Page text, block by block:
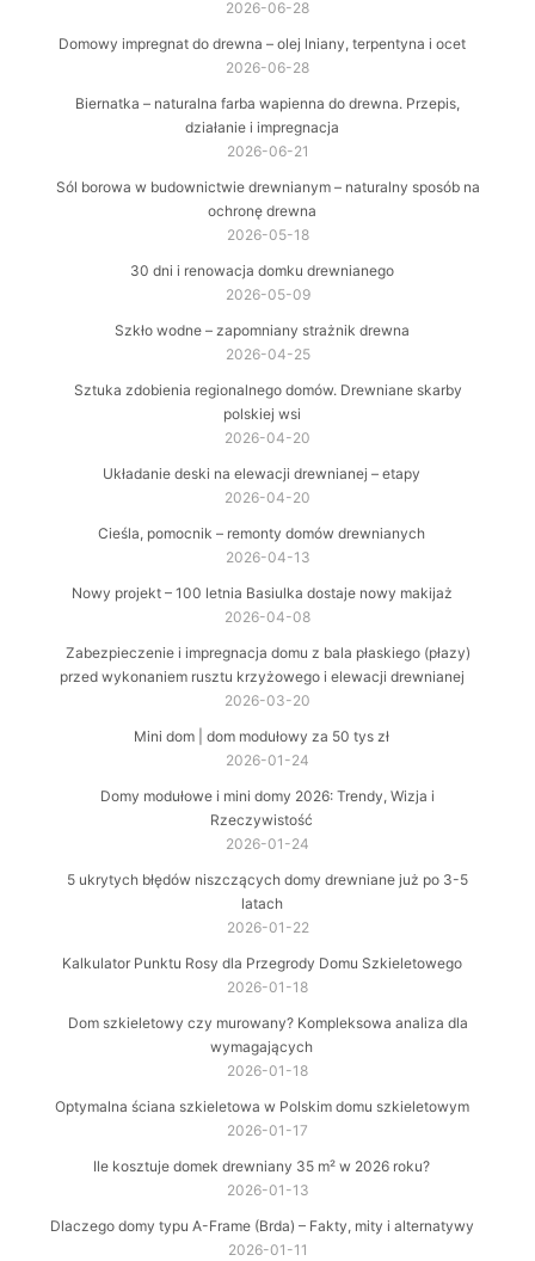
2026-06-28
Domowy impregnat do drewna – olej lniany, terpentyna i ocet
2026-06-28
Biernatka – naturalna farba wapienna do drewna. Przepis,
działanie i impregnacja
2026-06-21
Sól borowa w budownictwie drewnianym – naturalny sposób na
ochronę drewna
2026-05-18
30 dni i renowacja domku drewnianego
2026-05-09
Szkło wodne – zapomniany strażnik drewna
2026-04-25
Sztuka zdobienia regionalnego domów. Drewniane skarby
polskiej wsi
2026-04-20
Układanie deski na elewacji drewnianej – etapy
2026-04-20
Cieśla, pomocnik – remonty domów drewnianych
2026-04-13
Nowy projekt – 100 letnia Basiulka dostaje nowy makijaż
2026-04-08
Zabezpieczenie i impregnacja domu z bala płaskiego (płazy)
przed wykonaniem rusztu krzyżowego i elewacji drewnianej
2026-03-20
Mini dom | dom modułowy za 50 tys zł
2026-01-24
Domy modułowe i mini domy 2026: Trendy, Wizja i
Rzeczywistość
2026-01-24
5 ukrytych błędów niszczących domy drewniane już po 3-5
latach
2026-01-22
Kalkulator Punktu Rosy dla Przegrody Domu Szkieletowego
2026-01-18
Dom szkieletowy czy murowany? Kompleksowa analiza dla
wymagających
2026-01-18
Optymalna ściana szkieletowa w Polskim domu szkieletowym
2026-01-17
Ile kosztuje domek drewniany 35 m² w 2026 roku?
2026-01-13
Dlaczego domy typu A-Frame (Brda) – Fakty, mity i alternatywy
2026-01-11